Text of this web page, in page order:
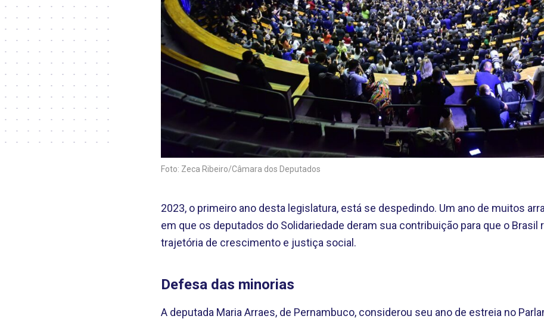
Foto: Zeca Ribeiro/Câmara dos Deputados
2023, o primeiro ano desta legislatura, está se despedindo. Um ano de muitos
em que os deputados do Solidariedade deram sua contribuição para que o Brasil
trajetória de crescimento e justiça social.
Defesa das minorias
A deputada Maria Arraes, de Pernambuco, considerou seu ano de estreia no